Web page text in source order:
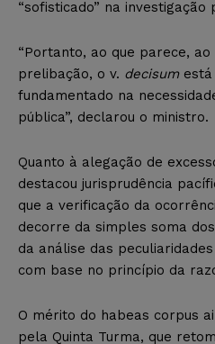
“sofisticado” na investigação
“Portanto, ao que parece,
prelibação, o v. decisumestá
fundamentado na
pública”, declarou o ministro.
Quanto à alegação de
destacou jurisprudência
que a verificação da
decorre da simples soma
da análise das
com base no princípio da
O mérito do habeas corpus
pela Quinta Turma, que